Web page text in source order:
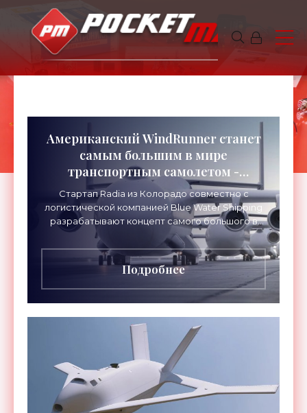
Американский WindRunner станет
самым большим в мире
транспортным самолетом -
«Техника»
Стартап Radia из Колорадо совместно с
логистической компанией Blue Water Shipping
разрабатывают концепт самого большого в
мире транспортного самолета WindRunner. Он
сможет перевозить по
Подробнее